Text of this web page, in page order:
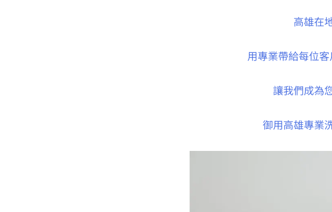
高雄在
用專業帶給每位
讓我們成為
御用高雄專業